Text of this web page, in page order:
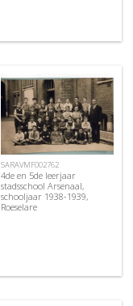
SARAVMF002762
4de en 5de leerjaar
stadsschool Arsenaal,
schooljaar 1938-1939,
Roeselare